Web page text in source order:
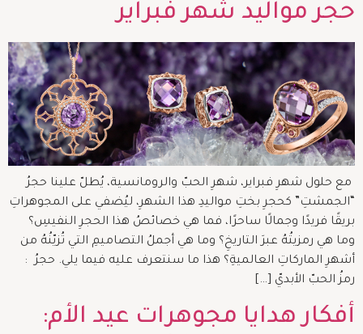
حجر مواليد شهر فبراير
مع حلول شهرِ فبراير، شهرِ الحبّ والرومانسية، يُطلّ علينا حجرُ
“الجمشتِ” كحجرِ بختِ مواليدِ هذا الشهرِ، ليُضفي على المجوهراتِ
بريقًا فريدًا وجمالًا ساحرًا، فما هي خصائصُ هذا الحجرِ النفيسِ؟
وما هي رمزيتُهُ عبرَ التاريخِ؟ وما هي أجملُ التصاميمِ التي تُزيّنُهُ من
أشهرِ الماركاتِ العالميةِ؟ هذا ما سنتعرف عليه فيما يلي. حجرُ :
رمزُ الحبّ الأبديّ […]
أفكار هدايا مجوهرات عيد الأم: